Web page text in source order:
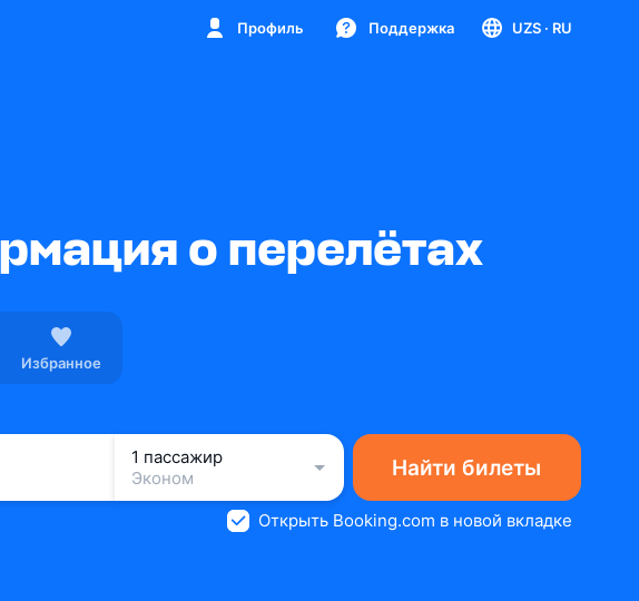
Профиль Поддержка UZS · RU
о перелётах
Избранное
1 пассажир
Эконом
Найти билеты
Открыть Booking.com в новой вкладке